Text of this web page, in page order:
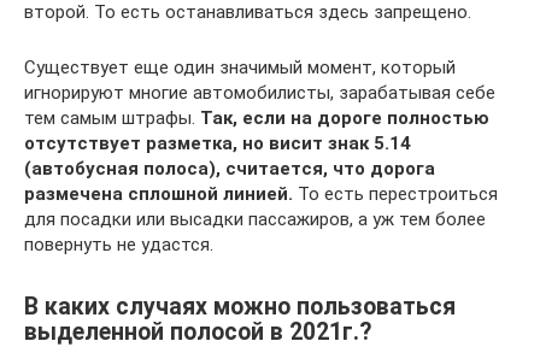
второй. То есть останавливаться здесь запрещено.
Существует еще один значимый момент, который
игнорируют многие автомобилисты, зарабатывая себе
тем самым штрафы. Так, если на дороге полностью
отсутствует разметка, но висит знак 5.14
(автобусная полоса), считается, что дорога
размечена сплошной линией. То есть перестроиться
для посадки или высадки пассажиров, а уж тем более
повернуть не удастся.
В каких случаях можно пользоваться
выделенной полосой в 2021г.?